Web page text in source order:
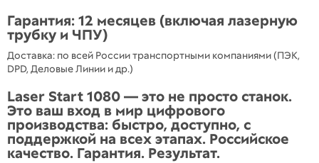
Гарантия: 12 месяцев (включая лазерную
трубку и ЧПУ)
Доставка: по всей России транспортными компаниями (ПЭК,
DPD, Деловые Линии и др.)
Laser Start 1080 — это не просто станок.
Это ваш вход в мир цифрового
производства: быстро, доступно, с
поддержкой на всех этапах. Российское
качество. Гарантия. Результат.